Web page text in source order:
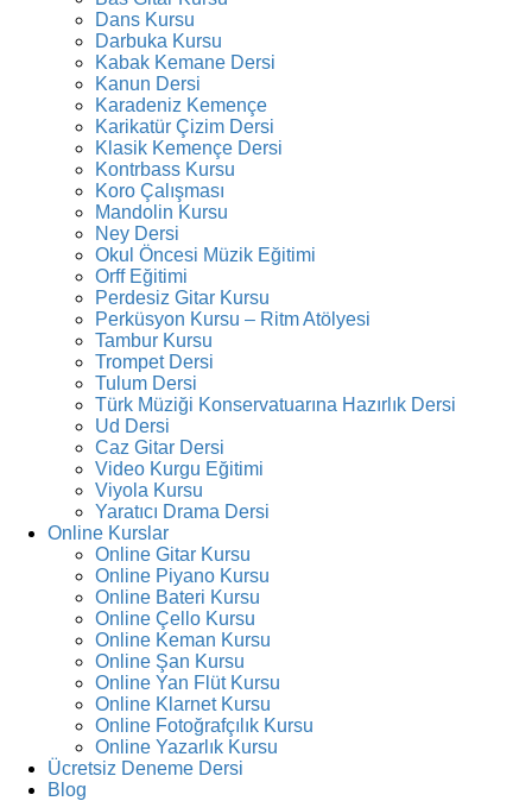
Dans Kursu
Darbuka Kursu
Kabak Kemane Dersi
Kanun Dersi
Karadeniz Kemençe
Karikatür Çizim Dersi
Klasik Kemençe Dersi
Kontrbass Kursu
Koro Çalışması
Mandolin Kursu
Ney Dersi
Okul Öncesi Müzik Eğitimi
Orff Eğitimi
Perdesiz Gitar Kursu
Perküsyon Kursu – Ritm Atölyesi
Tambur Kursu
Trompet Dersi
Tulum Dersi
Türk Müziği Konservatuarına Hazırlık Dersi
Ud Dersi
Caz Gitar Dersi
Video Kurgu Eğitimi
Viyola Kursu
Yaratıcı Drama Dersi
Online Kurslar
Online Gitar Kursu
Online Piyano Kursu
Online Bateri Kursu
Online Çello Kursu
Online Keman Kursu
Online Şan Kursu
Online Yan Flüt Kursu
Online Klarnet Kursu
Online Fotoğrafçılık Kursu
Online Yazarlık Kursu
Ücretsiz Deneme Dersi
Blog